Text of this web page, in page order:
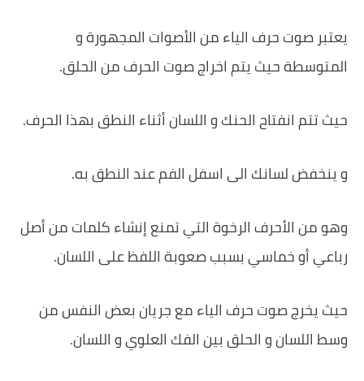
يعتبر صوت حرف الياء من الأصوات المجهورة و
المتوسطة حيث يتم اخراج صوت الحرف من الحلق.
حيث تتم انفتاح الحنك و اللسان أثناء النطق بهذا الحرف.
و ينخفض لسانك الى اسفل الفم عند النطق به.
وهو من الأحرف الرخوة التي تمنع إنشاء كلمات من أصل
رباعي أو خماسي بسبب صعوبة اللفظ على اللسان.
حيث يخرج صوت حرف الياء مع جريان بعض النفس من
وسط اللسان و الحلق بين الفك العلوي و اللسان.